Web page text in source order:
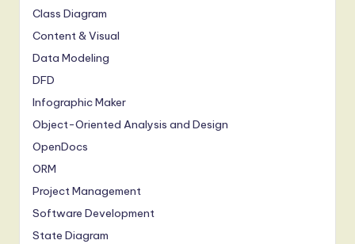
Class Diagram
Content & Visual
Data Modeling
DFD
Infographic Maker
Object-Oriented Analysis and Design
OpenDocs
ORM
Project Management
Software Development
State Diagram